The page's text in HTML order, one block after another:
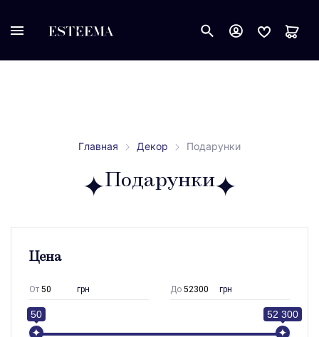
Главная Декор Подарунки
Подарунки
Цена
От грн До грн
50 52 300